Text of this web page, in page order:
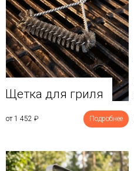
Щетка для гриля
от 1 452 ₽ Подробнее